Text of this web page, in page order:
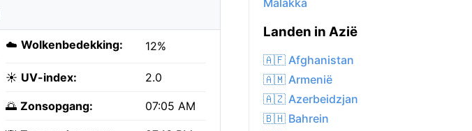
☁️ Wolkenbedekking: 12%
☀️ UV-index: 2.0
🌅 Zonsopgang: 07:05 AM
Malakka
Landen in Azië
🇦🇫 Afghanistan
🇦🇲 Armenië
🇦🇿 Azerbeidzjan
🇧🇭 Bahrein